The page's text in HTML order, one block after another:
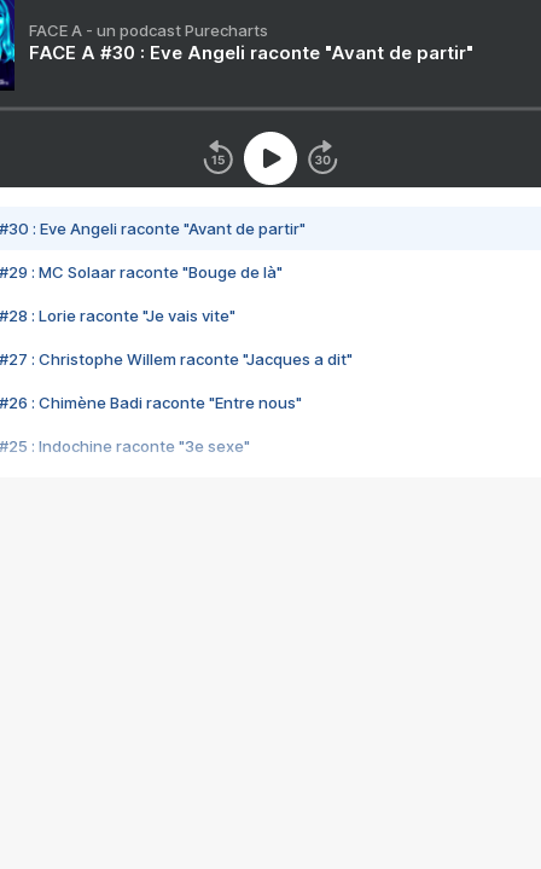
FACE A - un podcast Purecharts
FACE A #30 : Eve Angeli raconte "Avant de partir"
#30 : Eve Angeli raconte "Avant de partir"
#29 : MC Solaar raconte "Bouge de là"
#28 : Lorie raconte "Je vais vite"
#27 : Christophe Willem raconte "Jacques a dit"
#26 : Chimène Badi raconte "Entre nous"
#25 : Indochine raconte "3e sexe"